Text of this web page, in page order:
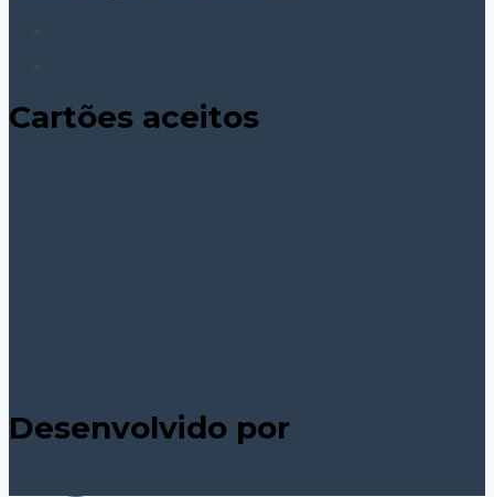
Cartões aceitos
Desenvolvido por